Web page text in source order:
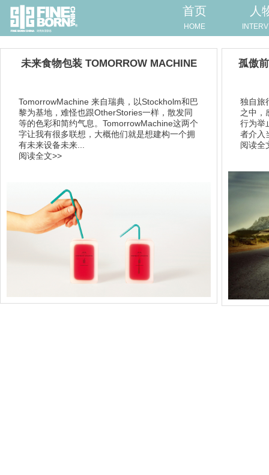
首页
HOME
人
​未来食物包装 TOMORROW MACHINE
TomorrowMachine 来自瑞典，以Stockholm和巴
黎为基地，难怪也跟OtherStories一样，散发同
等的色彩和简约气息。TomorrowMachine这两个
字让我有很多联想，大概他们就是想建构一个拥
有未来设备未来...
阅读全文>>
孤傲
独自旅
之中，
行为举
者介入
阅读全